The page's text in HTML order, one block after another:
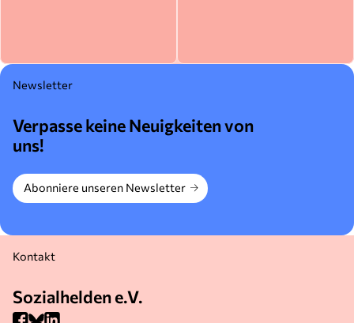
Newsletter
Verpasse keine Neuigkeiten von
uns!
Abonniere unseren Newsletter
Kontakt
Sozialhelden e.V.